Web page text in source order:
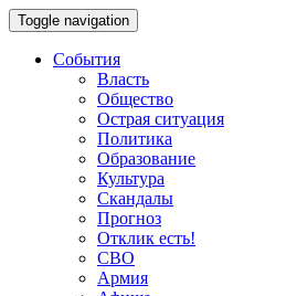
Toggle navigation
События
Власть
Общество
Острая ситуация
Политика
Образование
Культура
Скандалы
Прогноз
Отклик есть!
СВО
Армия